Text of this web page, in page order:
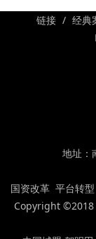
链接 经典
地址：
国资改革 平台转
Copyright ©2018